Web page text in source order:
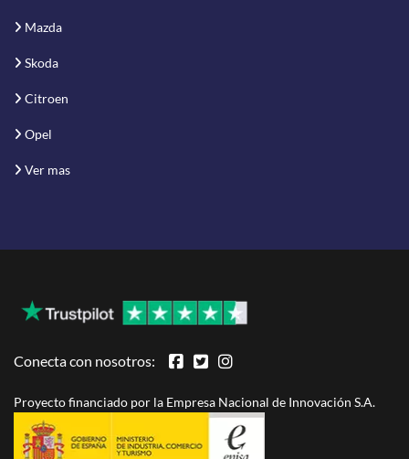
Mazda
Skoda
Citroen
Opel
Ver mas
Conecta con nosotros:
Proyecto financiado por la Empresa Nacional de Innovación S.A.